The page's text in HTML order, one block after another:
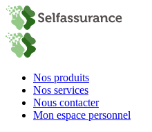
Nos produits
Nos services
Nous contacter
Mon espace personnel